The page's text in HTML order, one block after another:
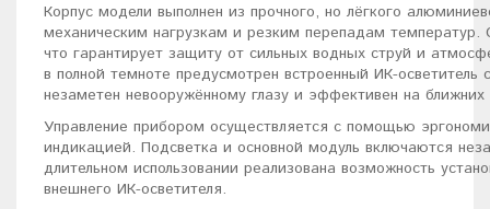
Корпус модели выполнен из прочного, но лёгкого
механическим нагрузкам и резким перепадам температур.
что гарантирует защиту от сильных водных струй и
в полной темноте предусмотрен встроенный ИК-
незаметен невооружённому глазу и эффективен на
Управление прибором осуществляется с помощью
индикацией. Подсветка и основной модуль включаются
длительном использовании реализована возможность
внешнего ИК-осветителя.